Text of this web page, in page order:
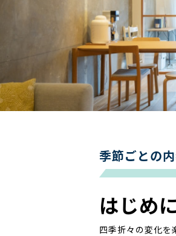
季節ごとの
はじめ
四季折々の変化を